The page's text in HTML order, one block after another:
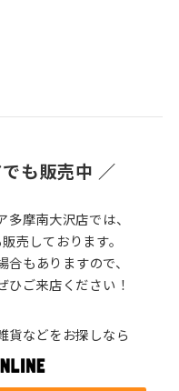
も販売中 ／
摩南大沢店では、
売しております。
もありますので、
ひご来店ください！
貨などをお探しなら